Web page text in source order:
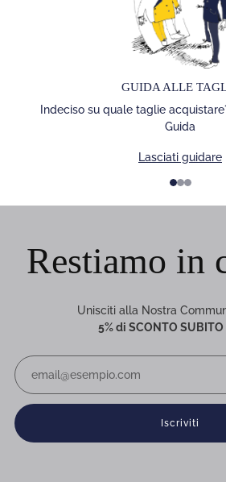
GUIDA ALLE
Indeciso su quale taglie
Guida
Lasciati guidare
Restiamo in
Unisciti alla Nostra
5% di SCONTO SUBITO
Iscriviti